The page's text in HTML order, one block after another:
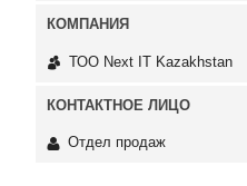
ТОО Next IT Kazakhstan
Отдел продаж